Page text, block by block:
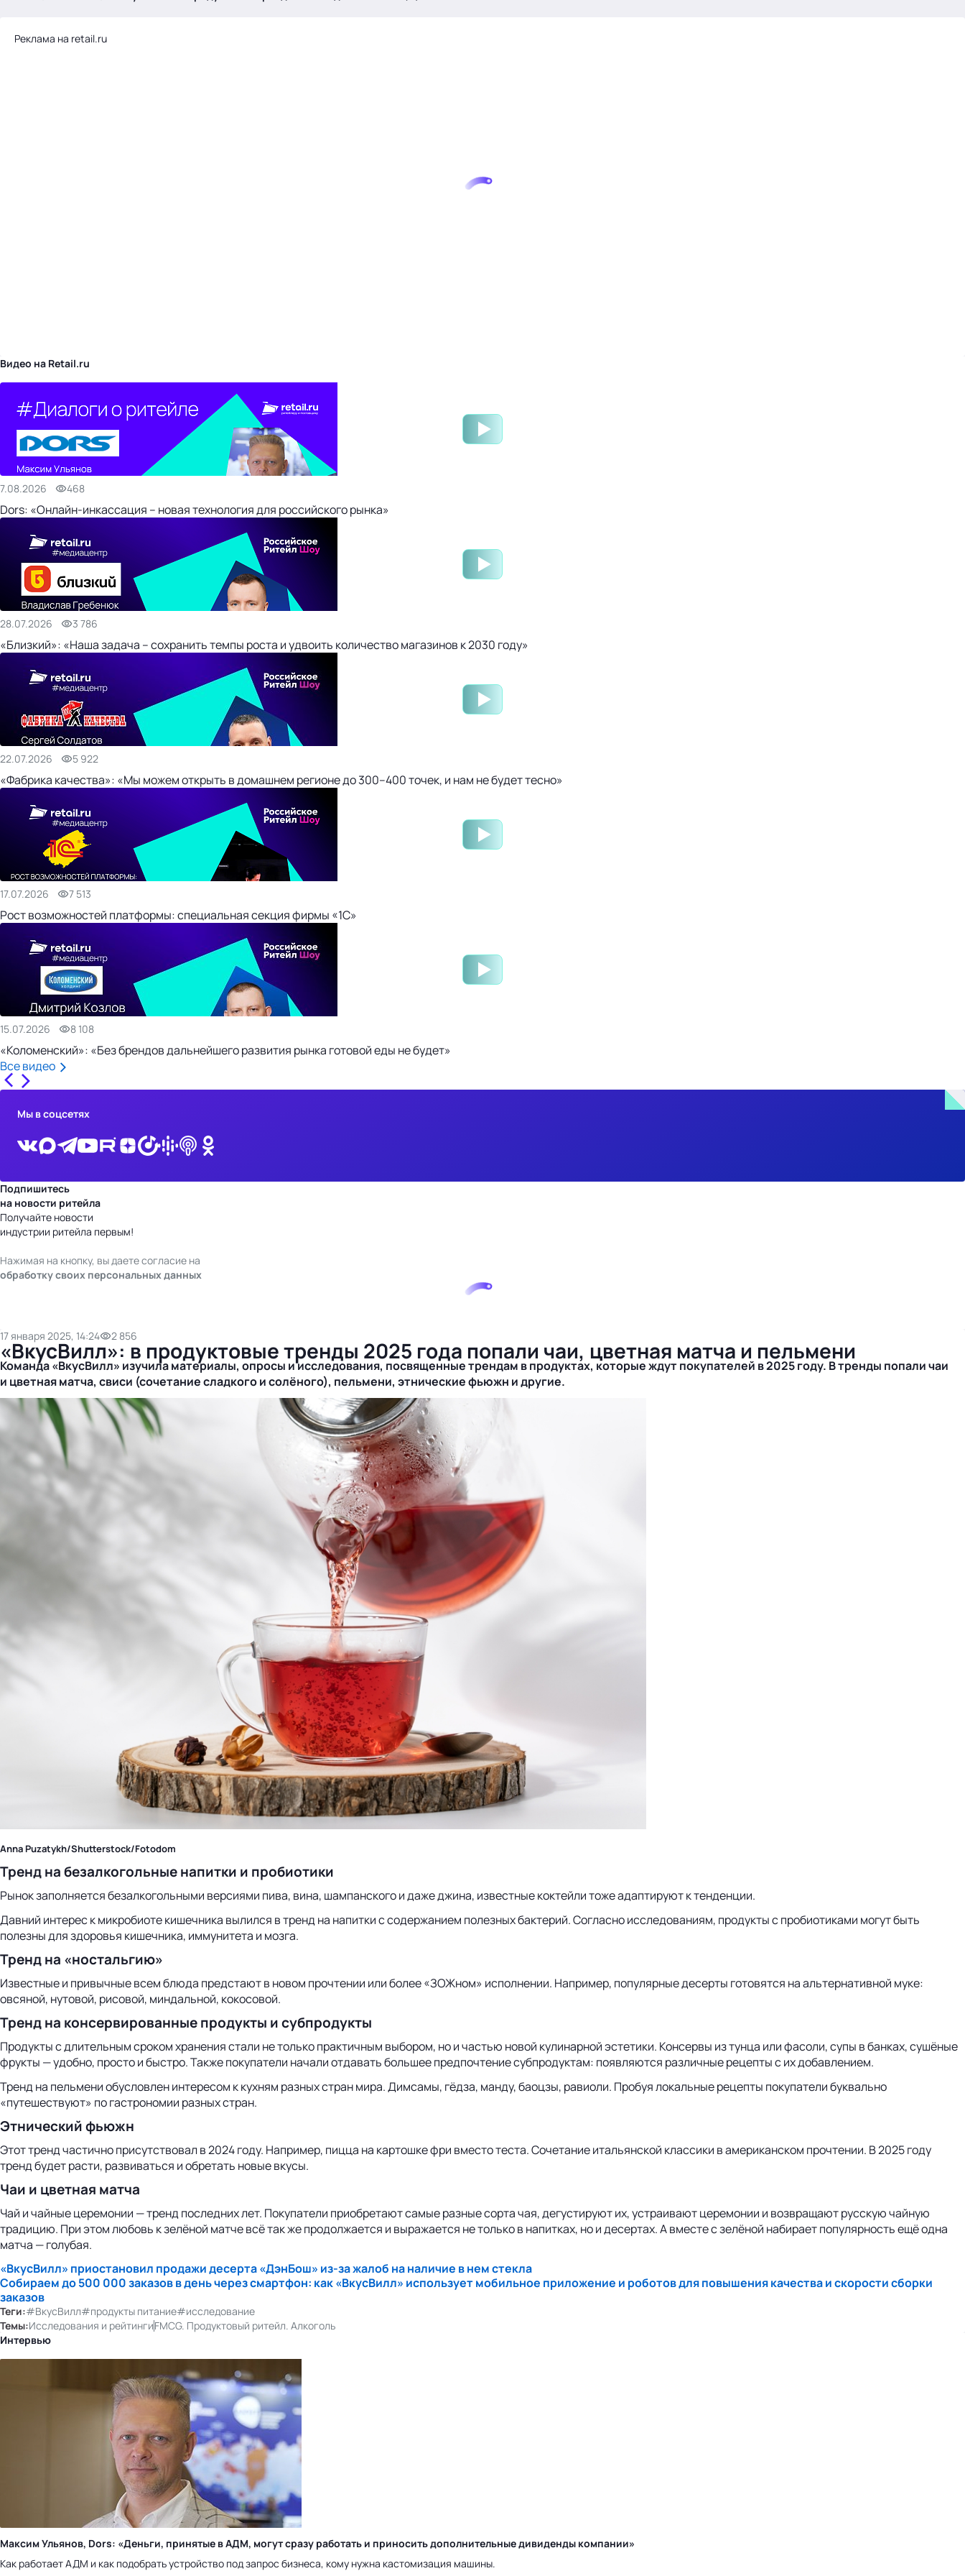
Реклама на retail.ru
Видео на Retail.ru
7.08.2026 468
Dors: «Онлайн-инкассация – новая технология для российского рынка»
28.07.2026 3 786
«Близкий»: «Наша задача – сохранить темпы роста и удвоить количество магазинов к 2030 году»
22.07.2026 5 922
«Фабрика качества»: «Мы можем открыть в домашнем регионе до 300–400 точек, и нам не будет тесно»
17.07.2026 7 513
Рост возможностей платформы: специальная секция фирмы «1С»
15.07.2026 8 108
«Коломенский»: «Без брендов дальнейшего развития рынка готовой еды не будет»
Все видео
Мы в соцсетях
Подпишитесь
на новости ритейла
Получайте новости
индустрии ритейла первым!
Нажимая на кнопку, вы даете согласие на
обработку своих персональных данных
17 января 2025, 14:24 2 856
«ВкусВилл»: в продуктовые тренды 2025 года попали чаи, цветная матча и пельмени
Команда «ВкусВилл» изучила материалы, опросы и исследования, посвященные трендам в продуктах, которые ждут покупателей в 2025 году. В тренды попали чаи
и цветная матча, свиси (сочетание сладкого и солёного), пельмени, этнические фьюжн и другие.
Anna Puzatykh/Shutterstock/Fotodom
Тренд на безалкогольные напитки и пробиотики
Рынок заполняется безалкогольными версиями пива, вина, шампанского и даже джина, известные коктейли тоже адаптируют к тенденции.
Давний интерес к микробиоте кишечника вылился в тренд на напитки с содержанием полезных бактерий. Согласно исследованиям, продукты с пробиотиками могут быть
полезны для здоровья кишечника, иммунитета и мозга.
Тренд на «ностальгию»
Известные и привычные всем блюда предстают в новом прочтении или более «ЗОЖном» исполнении. Например, популярные десерты готовятся на альтернативной муке:
овсяной, нутовой, рисовой, миндальной, кокосовой.
Тренд на консервированные продукты и субпродукты
Продукты с длительным сроком хранения стали не только практичным выбором, но и частью новой кулинарной эстетики. Консервы из тунца или фасоли, супы в банках, сушёные
фрукты — удобно, просто и быстро. Также покупатели начали отдавать большее предпочтение субпродуктам: появляются различные рецепты с их добавлением.
Тренд на пельмени обусловлен интересом к кухням разных стран мира. Димсамы, гёдза, манду, баоцзы, равиоли. Пробуя локальные рецепты покупатели буквально
«путешествуют» по гастрономии разных стран.
Этнический фьюжн
Этот тренд частично присутствовал в 2024 году. Например, пицца на картошке фри вместо теста. Сочетание итальянской классики в американском прочтении. В 2025 году
тренд будет расти, развиваться и обретать новые вкусы.
Чаи и цветная матча
Чай и чайные церемонии — тренд последних лет. Покупатели приобретают самые разные сорта чая, дегустируют их, устраивают церемонии и возвращают русскую чайную
традицию. При этом любовь к зелёной матче всё так же продолжается и выражается не только в напитках, но и десертах. А вместе с зелёной набирает популярность ещё одна
матча — голубая.
«ВкусВилл» приостановил продажи десерта «ДэнБош» из-зажалоб на наличие в нем стекла
Собираем до 500 000 заказов в день через смартфон: как «ВкусВилл» использует мобильное приложение и роботов для повышения качества и скорости сборки
заказов
Теги:#ВкусВилл#продукты питание#исследование
Темы:Исследования и рейтингиFMCG. Продуктовый ритейл. Алкоголь
Интервью
Максим Ульянов, Dors: «Деньги, принятые в АДМ, могут сразу работать и приносить дополнительные дивиденды компании»
Как работает АДМ и как подобрать устройство под запрос бизнеса, кому нужна кастомизация машины.